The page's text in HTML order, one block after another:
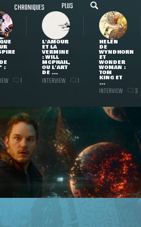
CHRONIQUES PLUS
:
1
L'AMOUR
ET LA
VERMINE
: WILL
MCPHAIL,
OU L'ART
DE ...
INTERVIEW 1
HELEN
DE
WYNDHORN
ET
WONDER
WOMAN :
TOM
KING ET
...
INTERVIEW 3